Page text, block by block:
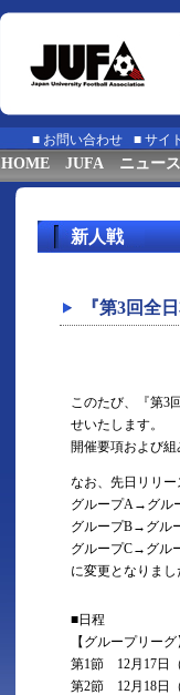
■ お問い合わせ ■ サイ
HOME JUFA ニュース
新人戦
『第3回全
このたび、『第3
せいたします。
開催要項および組
なお、先日リリー
グループA→グル
グループB→グル
グループC→グル
に変更となりまし
■日程
【グループリーグ
第1節 12月17日
第2節 12月18日